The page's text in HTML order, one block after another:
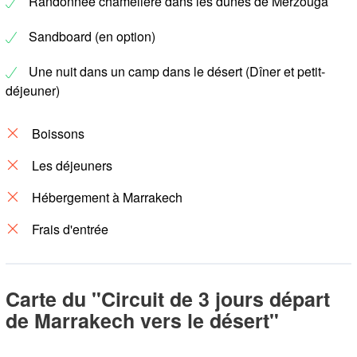
Sandboard (en option)
Une nuit dans un camp dans le désert (Dîner et petit-
déjeuner)
Boissons
Les déjeuners
Hébergement à Marrakech
Frais d'entrée
Carte du "Circuit de 3 jours départ
de Marrakech vers le désert"